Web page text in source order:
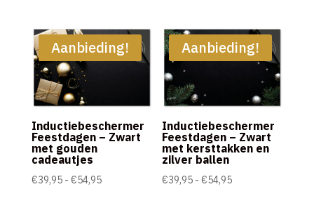
€54,95
€54,95
Aanbieding!
Inductiebeschermer
Feestdagen – Zwart
met gouden
cadeautjes
€39,95 - €54,95Prijsklasse:
Aanbieding!
Inductiebeschermer
Feestdagen – Zwart
met kersttakken en
zilver ballen
€39,95 - €54,95Prijsklasse: